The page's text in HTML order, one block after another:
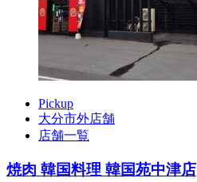
Pickup
大分市外店舗
店舗一覧
焼肉 韓国料理 韓国苑中津店